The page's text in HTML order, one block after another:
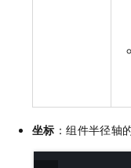
坐标 ：组件半径轴